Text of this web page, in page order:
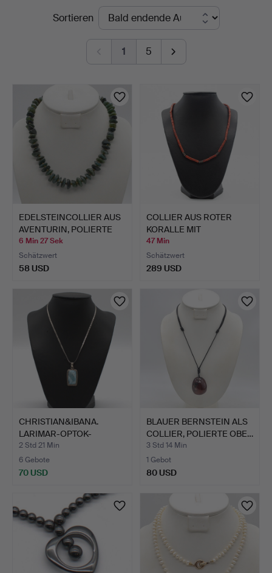
Kleinhenz
LaufendeSortieren
1 5
EDELSTEINCOLLIER AUS
AVENTURIN, POLIERTE
O…
6 Min 27 Sek
Schätzwert
58 USD
COLLIER AUS ROTER
KORALLE MIT
VERZIERTEN E…
47 Min
Schätzwert
289 USD
CHRISTIAN&IBANA.
LARIMAR-OPTOK-
FARBSTEIN I…
2 Std 21 Min
6 Gebote
70 USD
BLAUER BERNSTEIN ALS
COLLIER, POLIERTE OBE…
3 Std 14 Min
1 Gebot
80 USD